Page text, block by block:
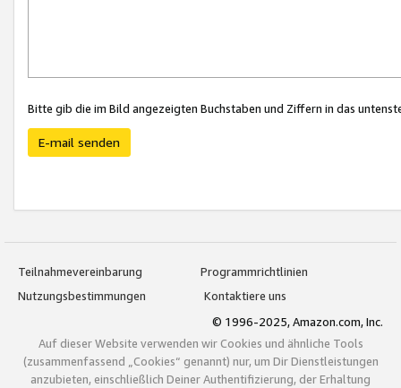
Bitte gib die im Bild angezeigten Buchstaben und Ziffern in das
E-mail senden
Teilnahmevereinbarung
Programmrichtlinien
Nutzungsbestimmungen
Kontaktiere uns
© 1996-2025, Amazon.com, Inc.
Auf dieser Website verwenden wir Cookies und ähnliche Tools
(zusammenfassend „Cookies“ genannt) nur, um Dir Dienstleistungen
anzubieten, einschließlich Deiner Authentifizierung, der Erhaltung